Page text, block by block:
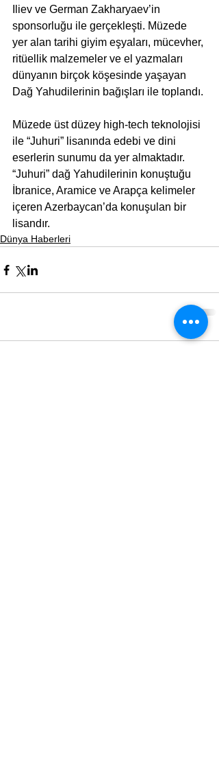
Iliev ve German Zakharyaev’in
sponsorluğu ile gerçekleşti. Müzede
yer alan tarihi giyim eşyaları, mücevher,
ritüellik malzemeler ve el yazmaları
dünyanın birçok köşesinde yaşayan
Dağ Yahudilerinin bağışları ile toplandı.
Müzede üst düzey high-tech teknolojisi
ile “Juhuri” lisanında edebi ve dini
eserlerin sunumu da yer almaktadır.
“Juhuri” dağ Yahudilerinin konuştuğu
İbranice, Aramice ve Arapça kelimeler
içeren Azerbaycan’da konuşulan bir
lisandır.
Dünya Haberleri